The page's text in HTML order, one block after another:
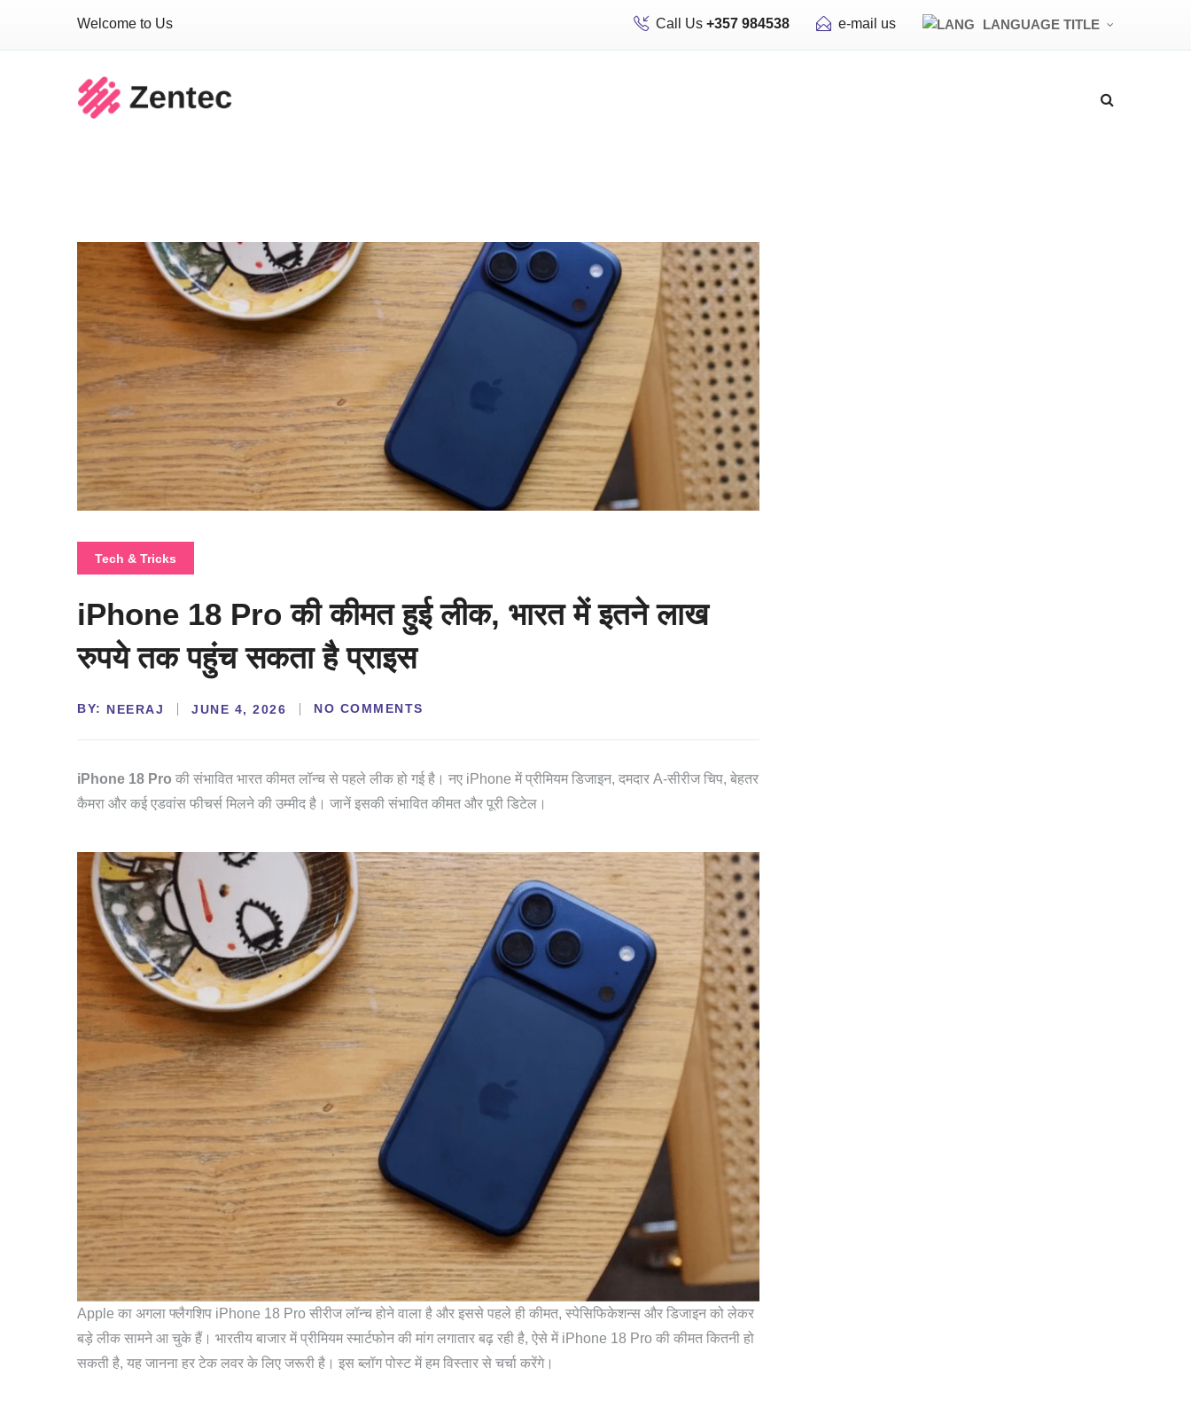
Welcome to Us Call Us +357 984538 e-mail us LANGUAGE TITLE
Tech & Tricks
iPhone 18 Pro की कीमत हुई लीक, भारत में इतने लाख
रुपये तक पहुंच सकता है प्राइस
BY: NEERAJ JUNE 4, 2026 NO COMMENTS
iPhone 18 Pro की संभावित भारत कीमत लॉन्च से पहले लीक हो गई है। नए iPhone में प्रीमियम डिजाइन, दमदार A-सीरीज चिप, बेहतर
कैमरा और कई एडवांस फीचर्स मिलने की उम्मीद है। जानें इसकी संभावित कीमत और पूरी डिटेल।
Apple का अगला फ्लैगशिप iPhone 18 Pro सीरीज लॉन्च होने वाला है और इससे पहले ही कीमत, स्पेसिफिकेशन्स और डिजाइन को लेकर
बड़े लीक सामने आ चुके हैं। भारतीय बाजार में प्रीमियम स्मार्टफोन की मांग लगातार बढ़ रही है, ऐसे में iPhone 18 Pro की कीमत कितनी हो
सकती है, यह जानना हर टेक लवर के लिए जरूरी है। इस ब्लॉग पोस्ट में हम विस्तार से चर्चा करेंगे।